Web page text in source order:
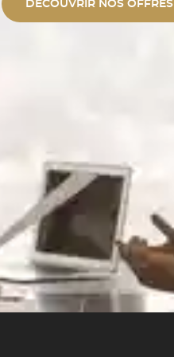
ou bi-ton. ✓
et
totalité des
DÉCOUVRIR NOS OFFRES